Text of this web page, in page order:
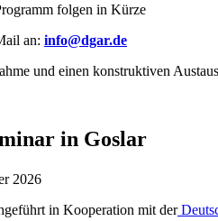
folgen in Kürze
an: info@dgar.de
und einen konstruktiven
in Goslar
2026
in Kooperation mit der